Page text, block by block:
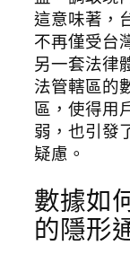
這意味著，
不再僅受台
另一套法律
法管轄區的
區，使得用
弱，也引發
疑慮。
數據如
的隱形